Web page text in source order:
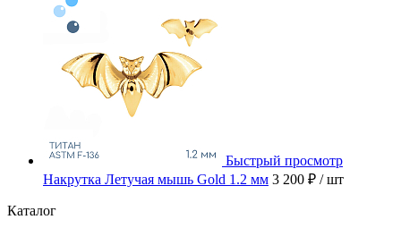
Быстрый просмотр
Накрутка Летучая мышь Gold 1.2 мм 3 200 ₽ / шт
Каталог